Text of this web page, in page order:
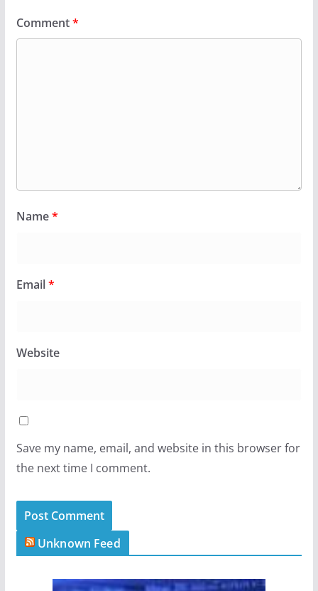
Comment*
Name*
Email*
Website
Save my name, email, and website in this browser for
the next time I comment.
Unknown Feed